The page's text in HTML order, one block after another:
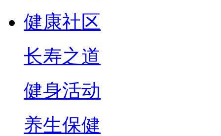
健康社区
长寿之道
健身活动
养生保健